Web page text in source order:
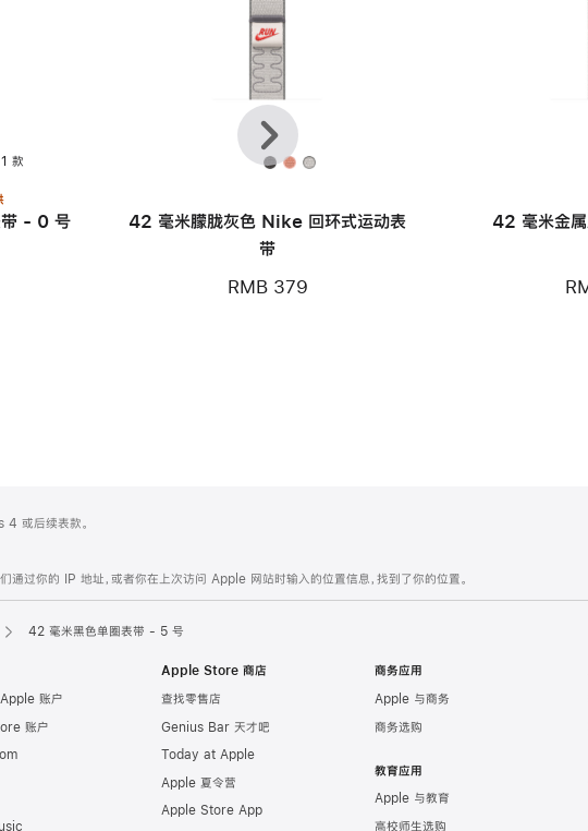
款
带 - 0 号
42 毫米朦胧灰色 Nike 回环式运动表
带
RMB 379
42 毫米金
上
一
个
下
一
个
或后续表款。
通过你的 IP 地址，或者你在上次访问 Apple 网站时输入的位置信息，找到了你的位置。
42 毫米黑色单圈表带 - 5 号
账户
账户
Apple Store 商店
查找零售店
Genius Bar 天才吧
Today at Apple
Apple 夏令营
Apple Store App
商务应用
Apple 与商务
商务选购
教育应用
Apple 与教育
高校师生选购